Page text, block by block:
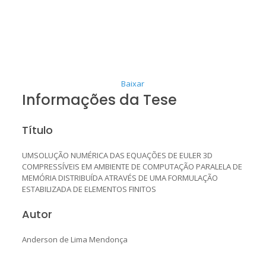
Baixar
Informações da Tese
Título
UMSOLUÇÃO NUMÉRICA DAS EQUAÇÕES DE EULER 3D
COMPRESSÍVEIS EM AMBIENTE DE COMPUTAÇÃO PARALELA DE
MEMÓRIA DISTRIBUÍDA ATRAVÉS DE UMA FORMULAÇÃO
ESTABILIZADA DE ELEMENTOS FINITOS
Autor
Anderson de Lima Mendonça